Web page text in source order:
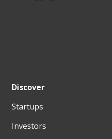
Discover
Startups
Investors